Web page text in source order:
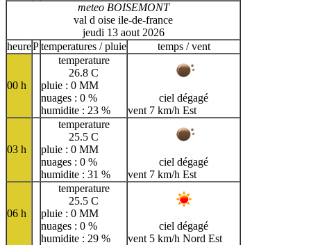
meteo BOISEMONT
val d oise ile-de-france
jeudi 13 aout 2026
heurePtemperatures / pluie temps / vent
00 h
temperature
26.8 C
pluie : 0 MM
nuages : 0 %
humidite : 23 %
ciel dégagé
vent 7 km/h Est
03 h
temperature
25.5 C
pluie : 0 MM
nuages : 0 %
humidite : 31 %
ciel dégagé
vent 7 km/h Est
06 h
temperature
25.5 C
pluie : 0 MM
nuages : 0 %
humidite : 29 %
ciel dégagé
vent 5 km/h Nord Est